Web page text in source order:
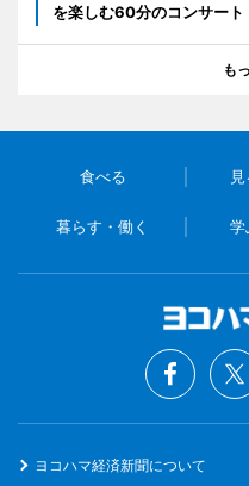
を楽しむ60分のコンサート
も
食べる
暮らす・働く 学
ヨコハマ経済新聞について